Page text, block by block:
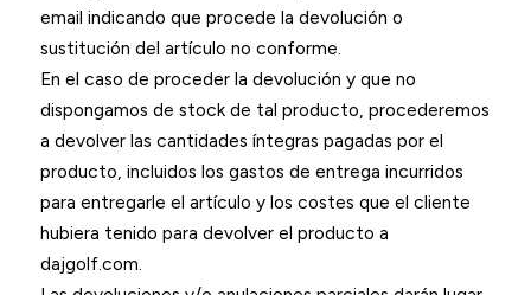
email indicando que procede la devolución o
sustitución del artículo no conforme.
En el caso de proceder la devolución y que no
dispongamos de stock de tal producto, procederemos
a devolver las cantidades íntegras pagadas por el
producto, incluidos los gastos de entrega incurridos
para entregarle el artículo y los costes que el cliente
hubiera tenido para devolver el producto a
dajgolf.com.